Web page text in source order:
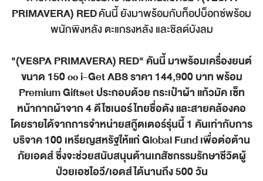
PRIMAVERA) REDคันนี้ ยังมาพร้อมกับท็อปบ็อกซ์พร้อม
พนักพิงหลัง ตะแกรงหลัง และชิลด์บังลม
"(VESPA PRIMAVERA) RED" คันนี้ มาพร้อมเครื่องยนต์
ขนาด 150 cc i-Get ABS ราคา 144,900 บาท พร้อม
Premium Giftset ประกอบด้วย กระเป๋าผ้า แก้วมัค เซ็ท
หน้ากากผ้าจาก 4 ดีไซเนอร์ไทยชื่อดัง และสายคล้องคอ
โดยรายได้จากการจำหน่ายสกู๊ตเตอร์รุ่นนี้ 1 คันเท่ากับการ
บริจาค 100 เหรียญสหรัฐให้แก่ Global Fund เพื่อต่อต้าน
ภัยเอดส์ ซึ่งจะช่วยสนับสนุนด้านเภสัชกรรมรักษาชีวิตผู้
ป่วยเอชไอวี/เอดส์ได้นานถึง 500 วัน